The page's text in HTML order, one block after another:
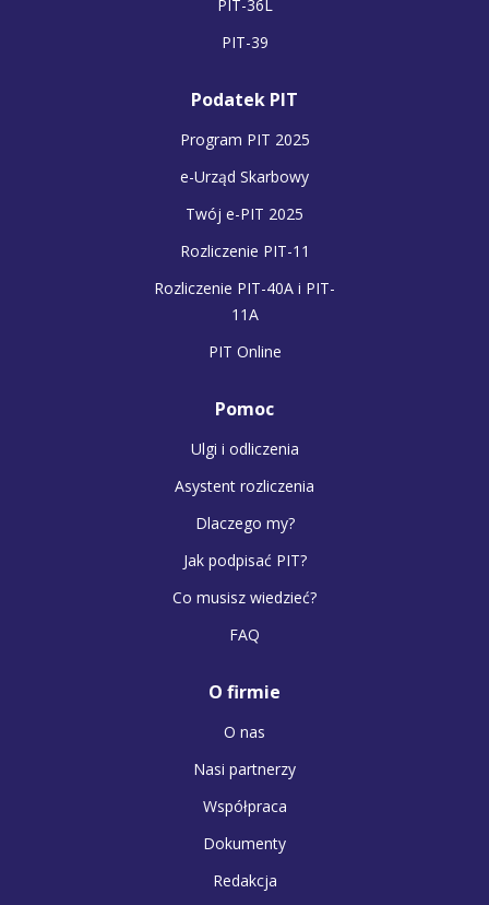
PIT-36L
PIT-39
Podatek PIT
Program PIT 2025
e-Urząd Skarbowy
Twój e-PIT 2025
Rozliczenie PIT-11
Rozliczenie PIT-40A i PIT-
11A
PIT Online
Pomoc
Ulgi i odliczenia
Asystent rozliczenia
Dlaczego my?
Jak podpisać PIT?
Co musisz wiedzieć?
FAQ
O firmie
O nas
Nasi partnerzy
Współpraca
Dokumenty
Redakcja